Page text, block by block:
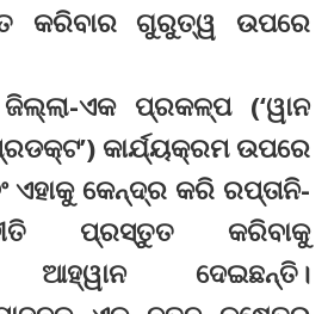
କରିବାର ଗୁରୁତ୍ୱ ଉପରେ
ଏକ ପ୍ରକଳ୍ପ (‘ୱାନ
କାର୍ଯ୍ୟକ୍ରମ ଉପରେ
ଏହାକୁ କେନ୍ଦ୍ର କରି ରପ୍ତାନି-
ପ୍ରସ୍ତୁତ କରିବାକୁ
ଆହ୍ୱାନ ଦେଇଛନ୍ତି।